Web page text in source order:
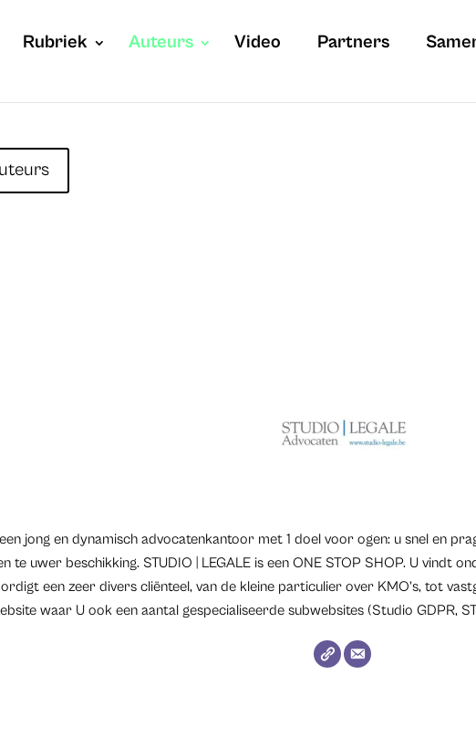
Rubriek Auteurs Video Partners
een jong en dynamisch advocatenkantoor met 1 doel voor ogen: u snel en
te uwer beschikking. STUDIO | LEGALE is een ONE STOP SHOP. U vindt
een zeer divers cliënteel, van de kleine particulier over KMO’s, tot
waar U ook een aantal gespecialiseerde subwebsites (Studio GDPR,